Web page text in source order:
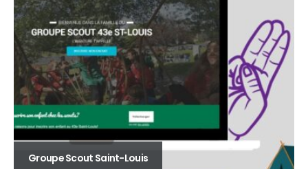
Groupe Scout Saint-Louis